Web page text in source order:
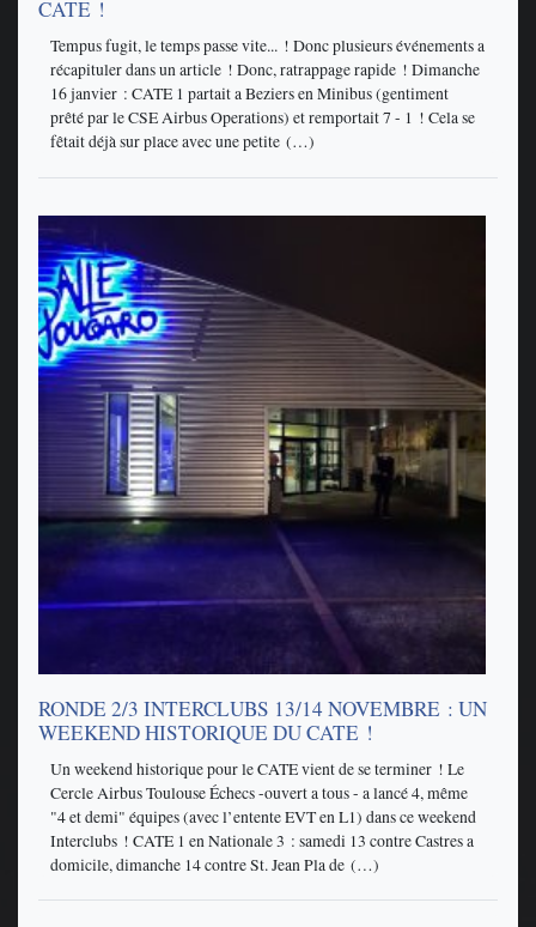
CATE !
Tempus fugit, le temps passe vite... ! Donc plusieurs événements a
récapituler dans un article ! Donc, ratrappage rapide ! Dimanche
16 janvier : CATE 1 partait a Beziers en Minibus (gentiment
prêté par le CSE Airbus Operations) et remportait 7 - 1 ! Cela se
fêtait déjà sur place avec une petite (…)
RONDE 2/3 INTERCLUBS 13/14 NOVEMBRE : UN
WEEKEND HISTORIQUE DU CATE !
Un weekend historique pour le CATE vient de se terminer ! Le
Cercle Airbus Toulouse Échecs -ouvert a tous - a lancé 4, même
"4 et demi" équipes (avec l’entente EVT en L1) dans ce weekend
Interclubs ! CATE 1 en Nationale 3 : samedi 13 contre Castres a
domicile, dimanche 14 contre St. Jean Pla de (…)